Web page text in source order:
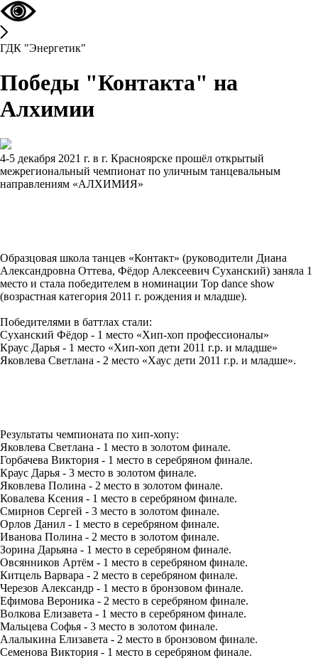
ГДК "Энергетик"
Победы "Контакта" на
Алхимии
4-5 декабря 2021 г. в г. Красноярске прошёл открытый
межрегиональный чемпионат по уличным танцевальным
направлениям «АЛХИМИЯ»
Образцовая школа танцев «Контакт» (руководители Диана
Александровна Оттева, Фёдор Алексеевич Суханский) заняла 1
место и стала победителем в номинации Top dance show
(возрастная категория 2011 г. рождения и младше).
Победителями в баттлах стали:
Суханский Фёдор - 1 место «Хип-хоп профессионалы»
Краус Дарья - 1 место «Хип-хоп дети 2011 г.р. и младше»
Яковлева Светлана - 2 место «Хаус дети 2011 г.р. и младше».
Результаты чемпионата по хип-хопу:
Яковлева Светлана - 1 место в золотом финале.
Горбачева Виктория - 1 место в серебряном финале.
Краус Дарья - 3 место в золотом финале.
Яковлева Полина - 2 место в золотом финале.
Ковалева Ксения - 1 место в серебряном финале.
Смирнов Сергей - 3 место в золотом финале.
Орлов Данил - 1 место в серебряном финале.
Иванова Полина - 2 место в золотом финале.
Зорина Дарьяна - 1 место в серебряном финале.
Овсянников Артём - 1 место в серебряном финале.
Китцель Варвара - 2 место в серебряном финале.
Черезов Александр - 1 место в бронзовом финале.
Ефимова Вероника - 2 место в серебряном финале.
Волкова Елизавета - 1 место в серебряном финале.
Мальцева Софья - 3 место в золотом финале.
Алалыкина Елизавета - 2 место в бронзовом финале.
Семенова Виктория - 1 место в серебряном финале.